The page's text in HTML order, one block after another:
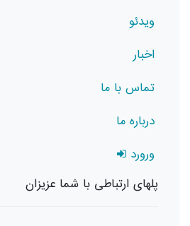
ویدئو
اخبار
تماس با ما
درباره ما
ورورد
پلهای ارتباطی با شما عزیزان